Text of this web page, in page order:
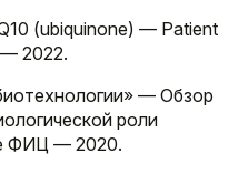
(ubiquinone) — Patient
2022.
— Обзор
роли
ФИЦ — 2020.